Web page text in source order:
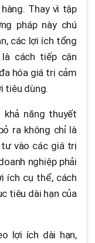
Thay vì tập
pháp này chú
các lợi ích tổng
cách tiếp cận
hóa giá trị cảm
tiêu dùng.
khả năng thuyết
ra không chỉ là
vào các giá trị
nghiệp phải
ích cụ thể, cách
tiêu dài hạn của
lợi ích dài hạn,